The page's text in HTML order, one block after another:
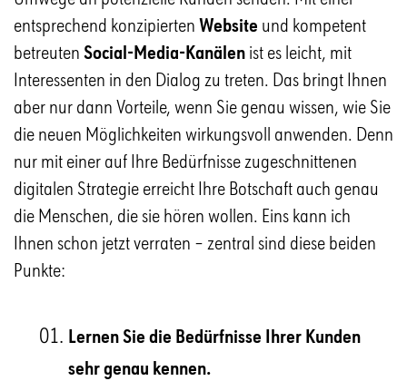
entsprechend konzipierten Website und kompetent
betreuten Social-Media-Kanälen ist es leicht, mit
Interessenten in den Dialog zu treten. Das bringt Ihnen
aber nur dann Vorteile, wenn Sie genau wissen, wie Sie
die neuen Möglichkeiten wirkungsvoll anwenden. Denn
nur mit einer auf Ihre Bedürfnisse zugeschnittenen
digitalen Strategie erreicht Ihre Botschaft auch genau
die Menschen, die sie hören wollen. Eins kann ich
Ihnen schon jetzt verraten – zentral sind diese beiden
Punkte:
Lernen Sie die Bedürfnisse Ihrer Kunden
sehr genau kennen.